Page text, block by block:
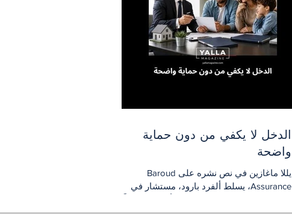
الدخل لا يكفي من دون حماية
واضحة
يللا ماغازين في نص نشره على Baroud
Assurance، يسلط ألفرد بارود، مستشار في